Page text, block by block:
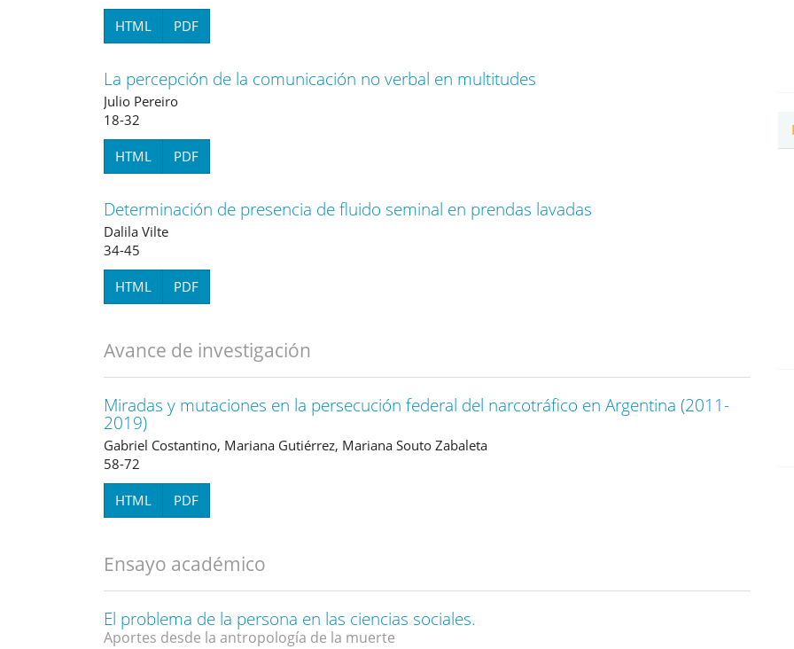
HTML PDF
La percepción de la comunicación no verbal en multitudes
Julio Pereiro
18-32
HTML PDF
Determinación de presencia de fluido seminal en prendas lavadas
Dalila Vilte
34-45
HTML PDF
Avance de investigación
Miradas y mutaciones en la persecución federal del narcotráfico en Argentina (2011-
2019)
Gabriel Costantino, Mariana Gutiérrez, Mariana Souto Zabaleta
58-72
HTML PDF
Ensayo académico
El problema de la persona en las ciencias sociales.
Aportes desde la antropología de la muerte